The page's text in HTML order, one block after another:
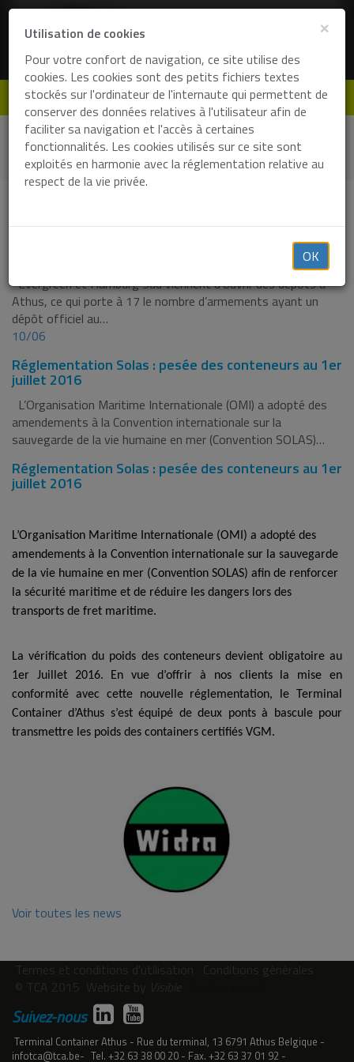
de en fr
nl
Home
Utilitaires
News
Réglementation Solas : pesée des conteneurs au 1er juillet
2016
10/06
Mai 2016 : 2 nouveaux dépôts d’armement à Athus
Evergreen et Hamburg Sud viennent d’ouvrir des dépôts à
Athus, ce qui porte à 17 le nombre d’armements ayant un
dépôt officiel au…
10/06
Réglementation Solas : pesée des conteneurs au 1er
juillet 2016
L’Organisation Maritime Internationale (OMI) a adopté des
amendements à la Convention internationale sur la
sauvegarde de la vie humaine en mer (Convention SOLAS)…
Réglementation Solas : pesée des conteneurs au 1er
juillet 2016
L’Organisation Maritime Internationale (OMI) a adopté des
amendements à la Convention internationale sur la sauvegarde
de la vie humaine en mer (Convention SOLAS) afin de renforcer
la sécurité maritime et de réduire les dangers lors des
transports de fret maritime.
La vérification du poids des conteneurs devient obligatoire au
1er Juillet 2016. En vue d’offrir à nos clients la mise en
conformité avec cette nouvelle réglementation, le Terminal
Container d’Athus s’est équipé de deux ponts à bascule pour
transmettre les poids des containers certifiés VGM.
Voir toutes les news
Suivez-nous
Terminal Container Athus Rue du terminal, 13 6791 Athus Belgique
infotca@tca.be
Tel. +32 63 38 00 20 Fax. +32 63 37 01 92
×
Utilisation de cookies
Pour votre confort de navigation, ce site utilise des
cookies. Les cookies sont des petits fichiers textes
stockés sur l'ordinateur de l'internaute qui permettent de
conserver des données relatives à l'utilisateur afin de
faciliter sa navigation et l'accès à certaines
fonctionnalités. Les cookies utilisés sur ce site sont
exploités en harmonie avec la réglementation relative au
respect de la vie privée.
OK